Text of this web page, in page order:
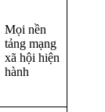
Mọi nền
tảng mạng
xã hội hiện
hành